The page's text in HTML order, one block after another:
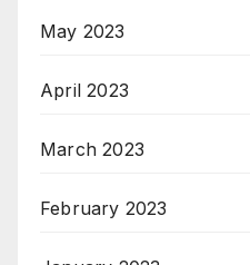
May 2023
April 2023
March 2023
February 2023